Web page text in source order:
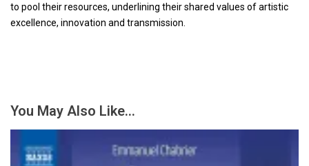
to pool their resources, underlining their shared values ​​of artistic
excellence, innovation and transmission.
You May Also Like…